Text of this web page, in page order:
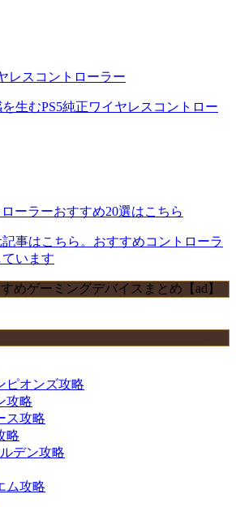
レスコントローラー
生むPS5純正ワイヤレスコントロー
ローラーおすすめ20選はこちら
事はこちら。おすすめコントローラ
います
めゲーミングデバイスまとめ【ad】
ピオンズ攻略
攻略
ス攻略
略
デン攻略
ム攻略